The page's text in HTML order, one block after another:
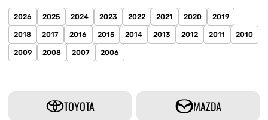
2026 2025 2024 2023 2022 2021 2020 2019
2018 2017 2016 2015 2014 2013 2012 2011 2010
2009 2008 2007 2006
TOYOTA MAZDA